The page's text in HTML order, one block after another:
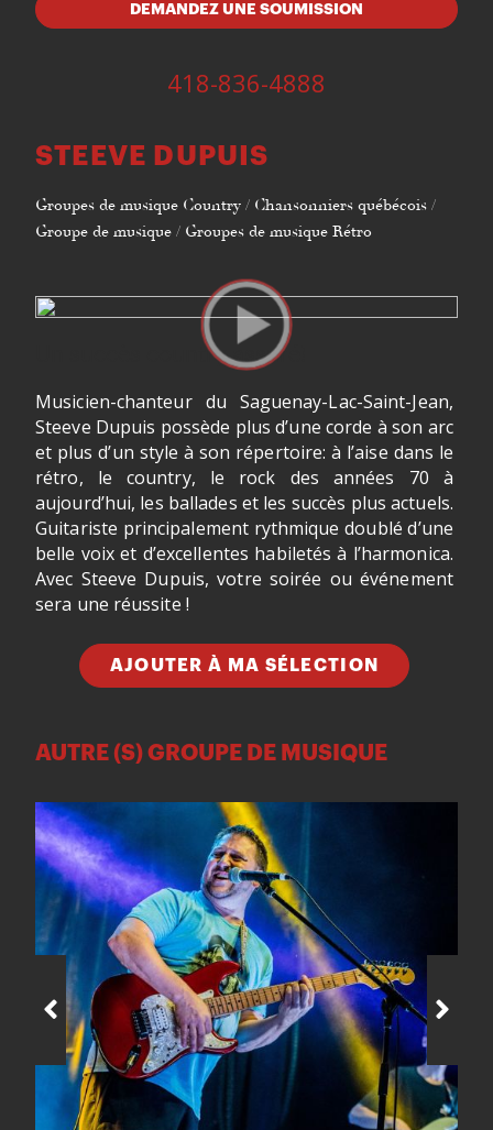
DEMANDEZ UNE SOUMISSION
418-836-4888
STEEVE DUPUIS
Groupes de musique Country / Chansonniers québécois /
Groupe de musique / Groupes de musique Rétro
Un succès country assuré!
Musicien-chanteur du Saguenay-Lac-Saint-Jean,
Steeve Dupuis possède plus d’une corde à son arc
et plus d’un style à son répertoire: à l’aise dans le
rétro, le country, le rock des années 70 à
aujourd’hui, les ballades et les succès plus actuels.
Guitariste principalement rythmique doublé d’une
belle voix et d’excellentes habiletés à l’harmonica.
Avec Steeve Dupuis, votre soirée ou événement
sera une réussite !
AJOUTER À MA SÉLECTION
AUTRE (S) GROUPE DE MUSIQUE